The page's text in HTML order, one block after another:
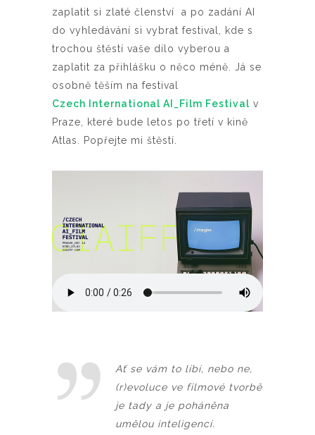
zaplatit si zlaté členství a po zadání AI
do vyhledávání si vybrat festival, kde s
trochou štěstí vaše dílo vyberou a
zaplatit za přihlášku o něco méně. Já se
osobně těším na festival
Czech International AI_Film Festival v
Praze, které bude letos po třetí v kině
Atlas. Popřejte mi štěstí.
Ať se vám to líbí, nebo ne,
(r)evoluce ve filmové tvorbě
je tady a je poháněna
umělou inteligencí.